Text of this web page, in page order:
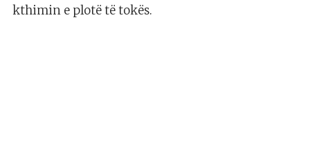
kthimin e plotë të tokës.